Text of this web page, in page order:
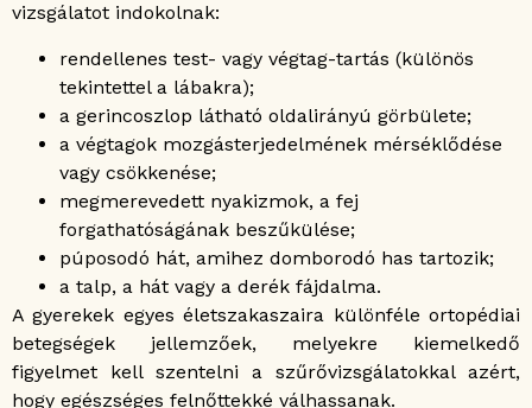
vizsgálatot indokolnak:
rendellenes test- vagy végtag-tartás (különös
tekintettel a lábakra);
a gerincoszlop látható oldalirányú görbülete;
a végtagok mozgásterjedelmének mérséklődése
vagy csökkenése;
megmerevedett nyakizmok, a fej
forgathatóságának beszűkülése;
púposodó hát, amihez domborodó has tartozik;
a talp, a hát vagy a derék fájdalma.
A gyerekek egyes életszakaszaira különféle ortopédiai
betegségek jellemzőek, melyekre kiemelkedő
figyelmet kell szentelni a szűrővizsgálatokkal azért,
hogy egészséges felnőttekké válhassanak.